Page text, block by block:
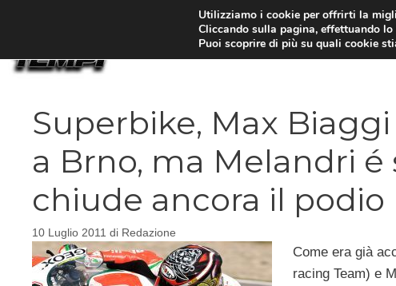
Superbike, Max
a Brno, ma Melandri é
chiude ancora il podio
10 Luglio 2011 di Redazione
Come era già
racing Team) e
Utilizziamo i cookie per offrirti la
Cliccando sulla pagina, effettuando
Puoi scoprire di più su quali cookie